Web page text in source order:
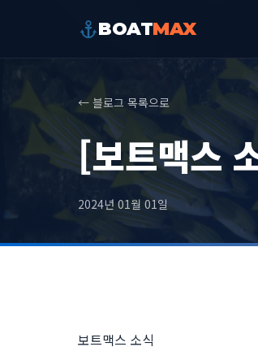
BOATMAX
← 블로그 목록으로
[보트맥스
2024년 01월 01일
보트맥스 소식